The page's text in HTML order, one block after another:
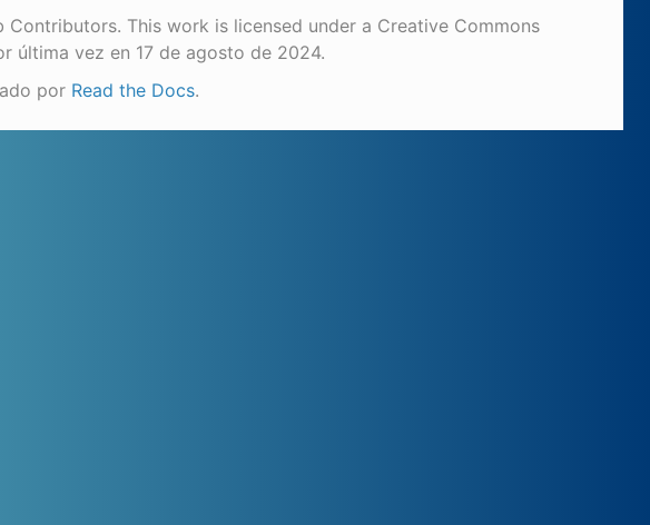
This work is licensed under a Creative Commons
última vez en 17 de agosto de 2024.
por Read the Docs.